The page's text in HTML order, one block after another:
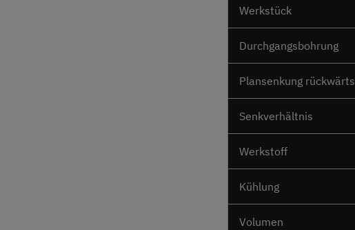
Werkstück
Durchgangsbohrung
Plansenkung rückwärts
Senkverhältnis
Werkstoff
Kühlung
Volumen